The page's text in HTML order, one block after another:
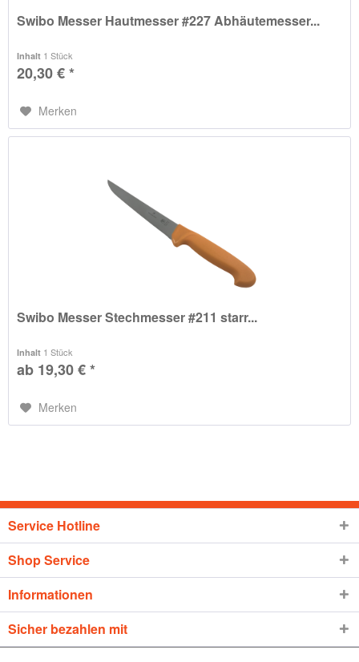
Swibo Messer Hautmesser #227 Abhäutemesser...
Inhalt 1 Stück
20,30 € *
Merken
Swibo Messer Stechmesser #211 starr...
Inhalt 1 Stück
ab 19,30 € *
Merken
Service Hotline
Shop Service
Informationen
Sicher bezahlen mit